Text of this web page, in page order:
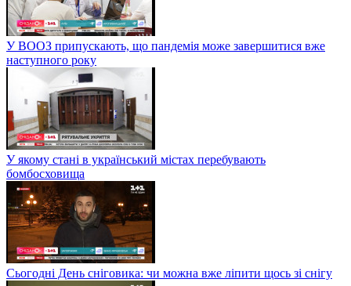
У ВООЗ припускають, що пандемія може завершитися вже
наступного року
У якому стані в український містах перебувають
бомбосховища
Сьогодні День сніговика: чи можна вже ліпити щось зі снігу